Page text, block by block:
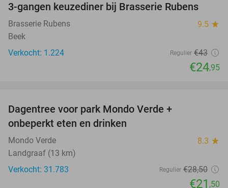
42%
3-gangen keuzediner bij Brasserie Rubens
Brasserie Rubens 9.5 star
Beek
Verkocht: 1.224
Regulier €43
€24,95
Dagentree voor park Mondo Verde +
onbeperkt eten en drinken
Mondo Verde 8.3 star
Landgraaf (13 km)
Verkocht: 31.783
Regulier €28,50
€21 ,50